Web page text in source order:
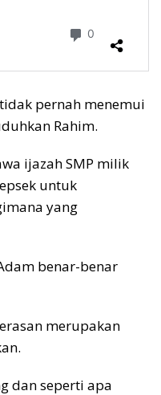
pernah menemui
Rahim.
ijazah SMP milik
untuk
yang
benar-benar
merupakan
dan seperti apa